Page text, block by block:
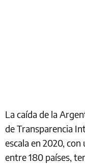
La caída de la
de Transparencia
escala en 2020,
entre 180 países,